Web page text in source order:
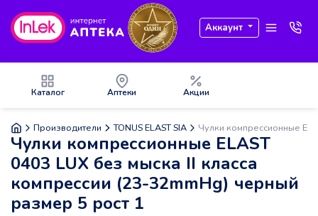
Аккаунт
Каталог Аптеки Акции
Производители TONUS ELAST SIA Чулки компрессионные
Чулки компрессионные ELAST
0403 LUX без мыска II класса
компрессии (23-32mmHg) черный
размер 5 рост 1